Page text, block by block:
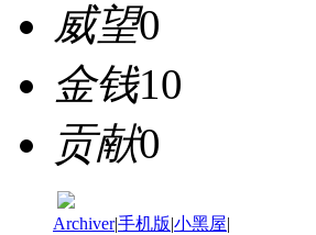
威望0
金钱10
贡献0
Archiver|手机版|小黑屋|